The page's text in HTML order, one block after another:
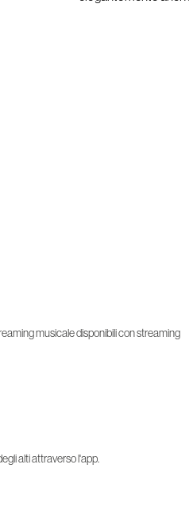
musicale disponibili con streaming
alti attraverso l'app.